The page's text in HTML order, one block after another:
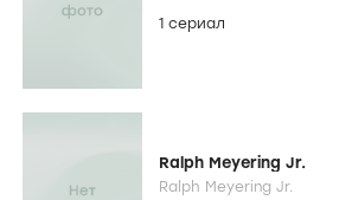
1 сериал
Ralph Meyering Jr.
Ralph Meyering Jr.